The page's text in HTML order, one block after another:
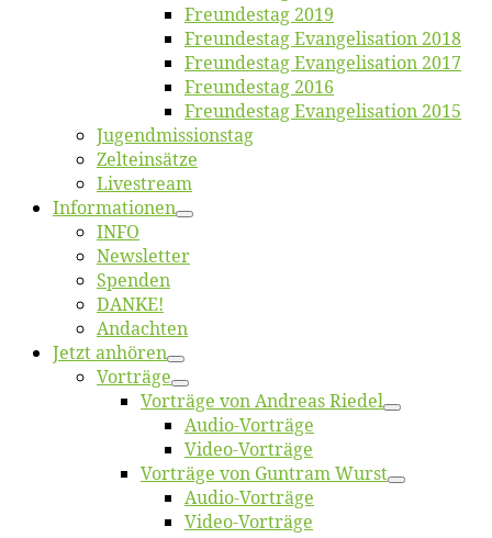
Freun­des­tag 2019
Freun­des­tag Evan­ge­li­sa­ti­on 2018
Freun­des­tag Evan­ge­li­sa­ti­on 2017
Freun­des­tag 2016
Freun­des­tag Evan­ge­li­sa­ti­on 2015
Jugend­mis­sions­tag
Zelt­ein­sät­ze
Live­stream
Informatio­nen
INFO
News­let­ter
Spen­den
DANKE!
An­dach­ten
Jetzt an­hö­ren
Vor­trä­ge
Vor­trä­ge von An­dre­as Riedel
Au­dio-Vor­trä­ge
Vi­deo-Vor­trä­ge
Vor­trä­ge von Gun­tram Wurst
Au­dio-Vor­trä­ge
Vi­deo-Vor­trä­ge